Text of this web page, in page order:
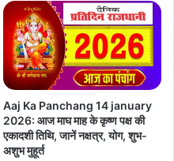
Aaj Ka Panchang 14 january
2026: आज माघ माह के कृष्ण पक्ष की
एकादशी तिथि, जानें नक्षत्र, योग, शुभ-
अशुभ मुहूर्त